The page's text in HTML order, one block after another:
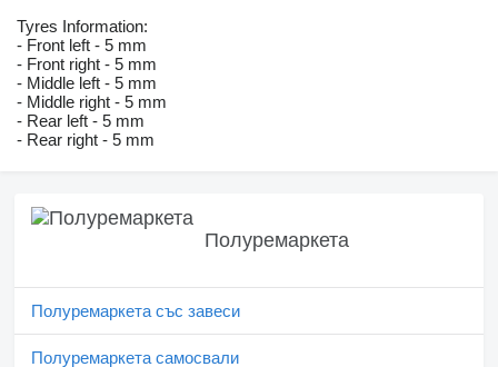
Tyres Information:
- Front left - 5 mm
- Front right - 5 mm
- Middle left - 5 mm
- Middle right - 5 mm
- Rear left - 5 mm
- Rear right - 5 mm
Полуремаркета
Полуремаркета със завеси
Полуремаркета самосвали